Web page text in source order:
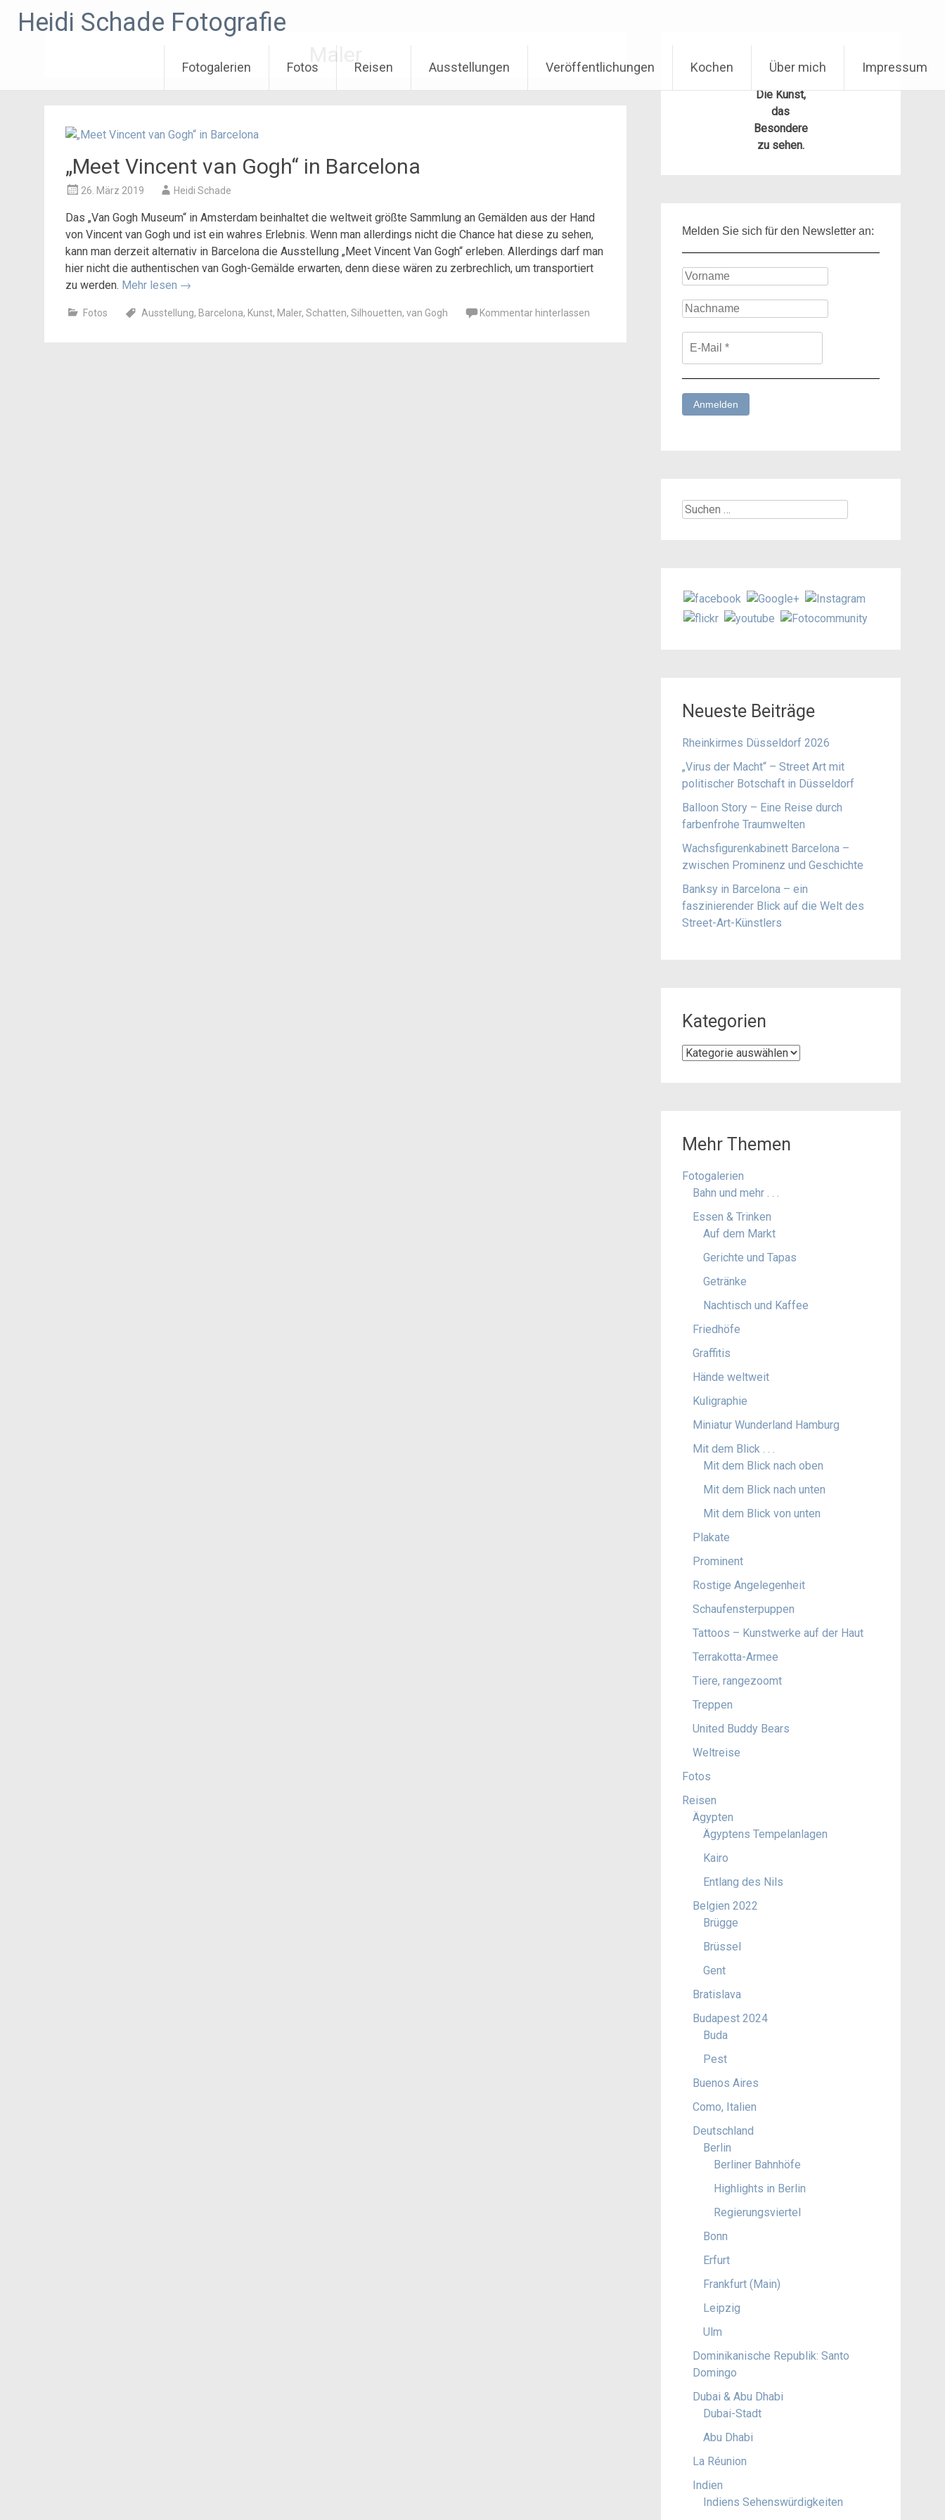
InhaltHeidi Schade Fotografie
Fotogalerien Fotos Reisen Ausstellungen Veröffentlichungen Kochen Über mich Impressum
„Meet Vincent van Gogh“ in Barcelona
26. März 2019 Heidi Schade
Das „Van Gogh Museum“ in Amsterdam beinhaltet die weltweit größte Sammlung an Gemälden aus der Hand
von Vincent van Gogh und ist ein wahres Erlebnis. Wenn man allerdings nicht die Chance hat diese zu sehen,
kann man derzeit alternativ in Barcelona die Ausstellung „Meet Vincent Van Gogh“ erleben. Allerdings darf man
hier nicht die authentischen van Gogh-Gemälde erwarten, denn diese wären zu zerbrechlich, um transportiert
zu werden. Mehr lesen →
Fotos Ausstellung, Barcelona, Kunst, Maler, Schatten, Silhouetten, van Gogh Kommentar hinterlassen
Die Kunst,
das
Besondere
zu sehen.
Melden Sie sich für den Newsletter an:
Suchen
Neueste Beiträge
Rheinkirmes Düsseldorf 2026
„Virus der Macht“ – Street Art mit
politischer Botschaft in Düsseldorf
Balloon Story – Eine Reise durch
farbenfrohe Traumwelten
Wachsfigurenkabinett Barcelona –
zwischen Prominenz und Geschichte
Banksy in Barcelona – ein
faszinierender Blick auf die Welt des
Street-Art-Künstlers
Kategorien
Kategorien
Mehr Themen
Fotogalerien
Bahn und mehr . . .
Essen & Trinken
Auf dem Markt
Gerichte und Tapas
Getränke
Nachtisch und Kaffee
Friedhöfe
Graffitis
Hände weltweit
Kuligraphie
Miniatur Wunderland Hamburg
Mit dem Blick . . .
Mit dem Blick nach oben
Mit dem Blick nach unten
Mit dem Blick von unten
Plakate
Prominent
Rostige Angelegenheit
Schaufensterpuppen
Tattoos – Kunstwerke auf der Haut
Terrakotta-Armee
Tiere, rangezoomt
Treppen
United Buddy Bears
Weltreise
Fotos
Reisen
Ägypten
Ägyptens Tempelanlagen
Kairo
Entlang des Nils
Belgien 2022
Brügge
Brüssel
Gent
Bratislava
Budapest 2024
Buda
Pest
Buenos Aires
Como, Italien
Deutschland
Berlin
Berliner Bahnhöfe
Highlights in Berlin
Regierungsviertel
Bonn
Erfurt
Frankfurt (Main)
Leipzig
Ulm
Dominikanische Republik: Santo
Domingo
Dubai & Abu Dhabi
Dubai-Stadt
Abu Dhabi
La Réunion
Indien
Indiens Sehenswürdigkeiten